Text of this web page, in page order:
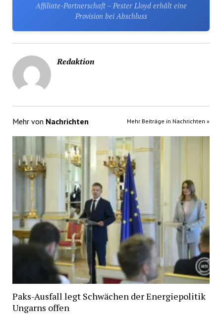
Affiliate-Partnerschaft – Pester Lloyd erhält eine
Provision bei Abschluss
Redaktion
Mehr von Nachrichten Mehr Beiträge in Nachrichten »
Paks-Ausfall legt Schwächen der Energiepolitik
Ungarns offen